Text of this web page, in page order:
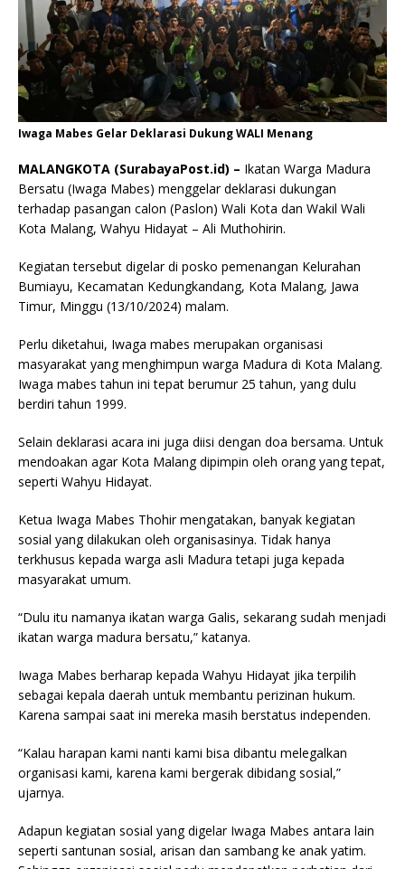
Iwaga Mabes Gelar Deklarasi Dukung WALI Menang
MALANGKOTA (SurabayaPost.id) – Ikatan Warga Madura
Bersatu (Iwaga Mabes) menggelar deklarasi dukungan
terhadap pasangan calon (Paslon) Wali Kota dan Wakil Wali
Kota Malang, Wahyu Hidayat – Ali Muthohirin.
Kegiatan tersebut digelar di posko pemenangan Kelurahan
Bumiayu, Kecamatan Kedungkandang, Kota Malang, Jawa
Timur, Minggu (13/10/2024) malam.
Perlu diketahui, Iwaga mabes merupakan organisasi
masyarakat yang menghimpun warga Madura di Kota Malang.
Iwaga mabes tahun ini tepat berumur 25 tahun, yang dulu
berdiri tahun 1999.
Selain deklarasi acara ini juga diisi dengan doa bersama. Untuk
mendoakan agar Kota Malang dipimpin oleh orang yang tepat,
seperti Wahyu Hidayat.
Ketua Iwaga Mabes Thohir mengatakan, banyak kegiatan
sosial yang dilakukan oleh organisasinya. Tidak hanya
terkhusus kepada warga asli Madura tetapi juga kepada
masyarakat umum.
“Dulu itu namanya ikatan warga Galis, sekarang sudah menjadi
ikatan warga madura bersatu,” katanya.
Iwaga Mabes berharap kepada Wahyu Hidayat jika terpilih
sebagai kepala daerah untuk membantu perizinan hukum.
Karena sampai saat ini mereka masih berstatus independen.
“Kalau harapan kami nanti kami bisa dibantu melegalkan
organisasi kami, karena kami bergerak dibidang sosial,”
ujarnya.
Adapun kegiatan sosial yang digelar Iwaga Mabes antara lain
seperti santunan sosial, arisan dan sambang ke anak yatim.